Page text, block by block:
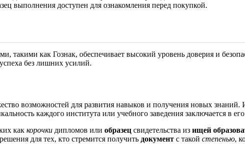
выполнения доступен для ознакомления перед покупкой.
такими как Гознак, обеспечивает высокий уровень доверия и
без лишних усилий.
возможностей для развития навыков и получения новых
каждого института или учебного заведения заключается в
как корочки дипломов или образец свидетельства из ищей
для тех, кто стремится получить документ с такой степенью,